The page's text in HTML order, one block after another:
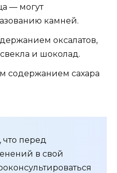
— могут
камней.
оксалатов,
и шоколад.
содержанием сахара
перед
в свой